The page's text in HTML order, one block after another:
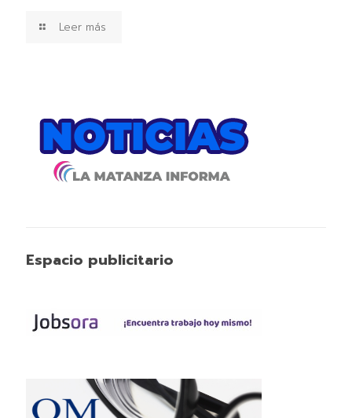
Leer más
Espacio publicitario